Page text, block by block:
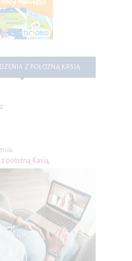
Z POŁOŻNĄ KASIĄ
położną Kasią.